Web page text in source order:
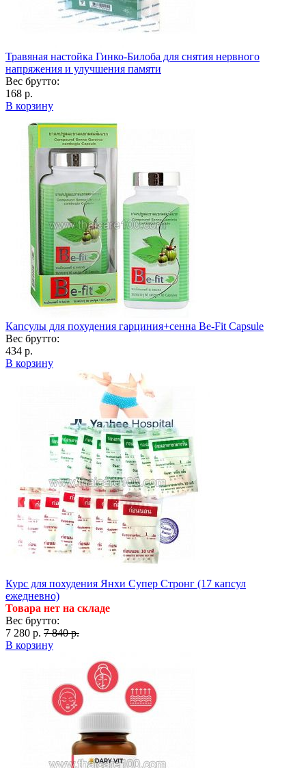
Травяная настойка Гинко-Билоба для снятия нервного
напряжения и улучшения памяти
Вес брутто:
168 р.
В корзину
Капсулы для похудения гарциния+сенна Be-Fit Capsule
Вес брутто:
434 р.
В корзину
Курс для похудения Янхи Супер Стронг (17 капсул
ежедневно)
Товара нет на складе
Вес брутто:
7 280 р. 7 840 р.
В корзину